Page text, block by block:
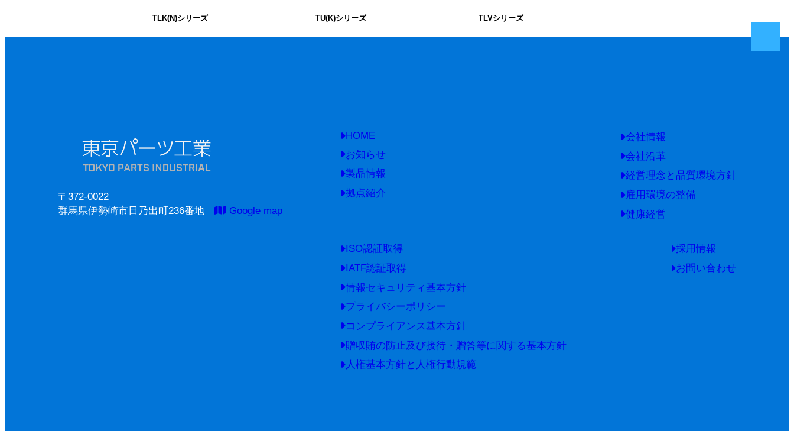
TLK(N)シリーズ TU(K)シリーズ TLVシリーズ
〒372-0022
群馬県伊勢崎市日乃出町236番地
Google map
HOME
お知らせ
製品情報
拠点紹介
会社情報
会社沿革
経営理念と品質環境方針
雇用環境の整備
健康経営
ISO認証取得
IATF認証取得
情報セキュリティ基本方針
プライバシーポリシー
コンプライアンス基本方針
贈収賄の防止及び接待・贈答等に関する基本方針
人権基本方針と人権行動規範
採用情報
お問い合わせ